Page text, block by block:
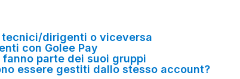
dirigenti o viceversa
con Golee Pay
parte dei suoi gruppi
essere gestiti dallo stesso account?